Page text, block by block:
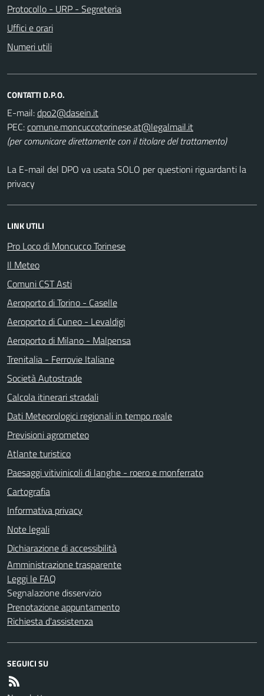
Protocollo - URP - Segreteria
Uffici e orari
Numeri utili
CONTATTI D.P.O.
E-mail:dpo2@dasein.it
PEC:comune.moncuccotorinese.at@legalmail.it
(per comunicare direttamente con il titolare del trattamento)
La E-mail del DPO va usata SOLO per questioni riguardanti la
privacy
LINK UTILI
Pro Loco di Moncucco Torinese
Il Meteo
Comuni CST Asti
Aeroporto di Torino - Caselle
Aeroporto di Cuneo - Levaldigi
Aeroporto di Milano - Malpensa
Trenitalia - Ferrovie Italiane
Società Autostrade
Calcola itinerari stradali
Dati Meteorologici regionali in tempo reale
Previsioni agrometeo
Atlante turistico
Paesaggi vitivinicoli di langhe - roero e monferrato
Cartografia
Informativa privacy
Note legali
Dichiarazione di accessibilità
Amministrazione trasparente
Leggi le FAQ
Segnalazione disservizio
Prenotazione appuntamento
Richiesta d'assistenza
SEGUICI SU